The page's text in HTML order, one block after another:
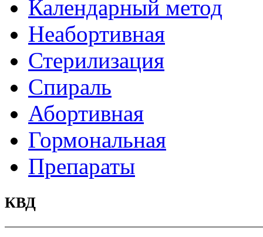
Календарный метод
Неабортивная
Стерилизация
Спираль
Абортивная
Гормональная
Препараты
КВД